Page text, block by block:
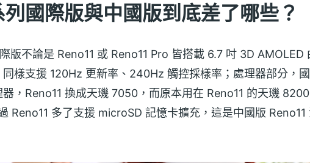
國際版與中國版到底差了哪些？
版不論是 Reno11 或 Reno11 Pro 皆搭載 6.7 吋 3D AMOLED
樣支援 120Hz 更新率、240Hz 觸控採樣率；處理器部分，
，Reno11 換成天璣 7050，而原本用在 Reno11 的天璣
Reno11 多了支援 microSD 記憶卡擴充，這是中國版 Reno11